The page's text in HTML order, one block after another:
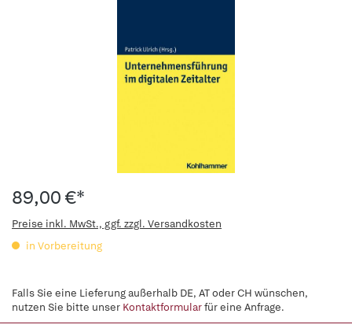
89,00 €*
Preise inkl. MwSt., ggf. zzgl. Versandkosten
in Vorbereitung
Falls Sie eine Lieferung außerhalb DE, AT oder CH wünschen,
nutzen Sie bitte unser Kontaktformularfür eine Anfrage.